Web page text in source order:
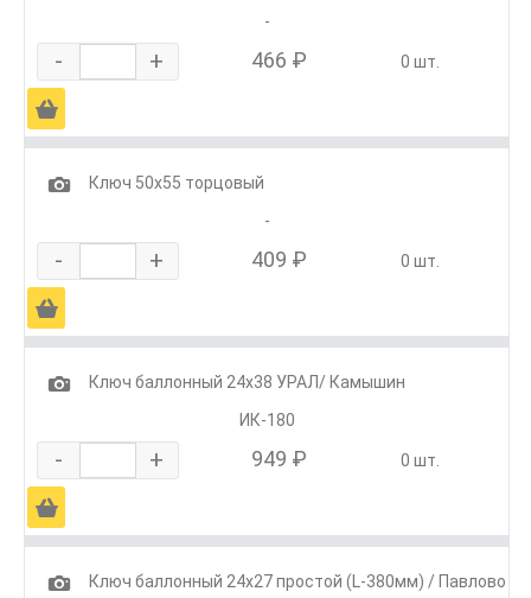
-
- + 466 ₽ 0 шт.
Ä
1
Ключ 50х55 торцовый
-
- + 409 ₽ 0 шт.
Ä
1
Ключ баллонный 24х38 УРАЛ/ Камышин
ИК-180
- + 949 ₽ 0 шт.
Ä
1
Ключ баллонный 24х27 простой (L-380мм) / Павлово